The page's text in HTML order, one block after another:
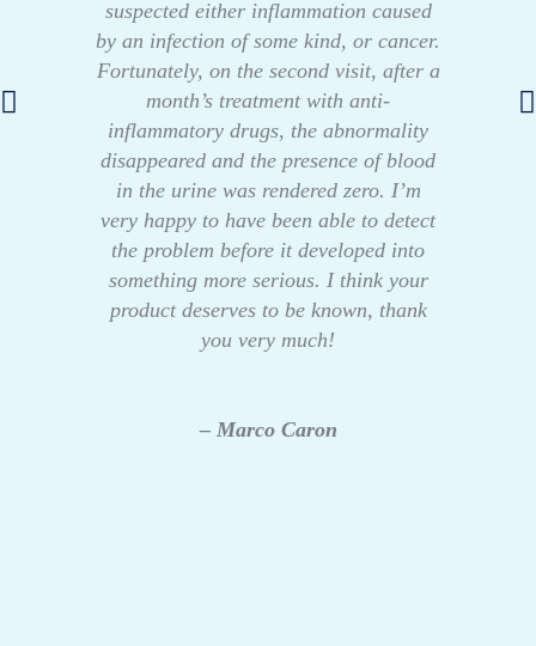
suspected either inflammation caused
by an infection of some kind, or cancer.
Fortunately, on the second visit, after a
month’s treatment with anti-
inflammatory drugs, the abnormality
disappeared and the presence of blood
in the urine was rendered zero. I’m
very happy to have been able to detect
the problem before it developed into
something more serious. I think your
product deserves to be known, thank
you very much!
– Marco Caron